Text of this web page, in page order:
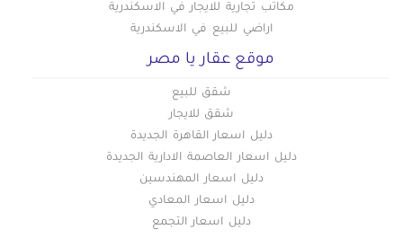
مكاتب تجارية للايجار في الاسكندرية
اراضي للبيع في الاسكندرية
موقع عقار يا مصر
شقق للبيع
شقق للايجار
دليل اسعار القاهرة الجديدة
دليل اسعار العاصمة الادارية الجديدة
دليل اسعار المهندسين
دليل اسعار المعادي
دليل اسعار التجمع